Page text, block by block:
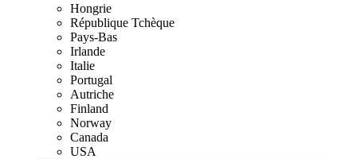
Hongrie
République Tchèque
Pays-Bas
Irlande
Italie
Portugal
Autriche
Finland
Norway
Canada
USA